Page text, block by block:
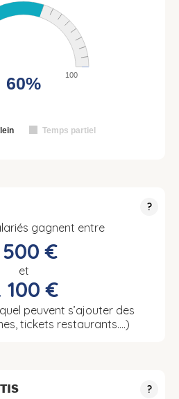
Temps partiel
100
60%
?
gagnent entre
500 €
et
100 €
peuvent s’ajouter des
tickets restaurants….)
?